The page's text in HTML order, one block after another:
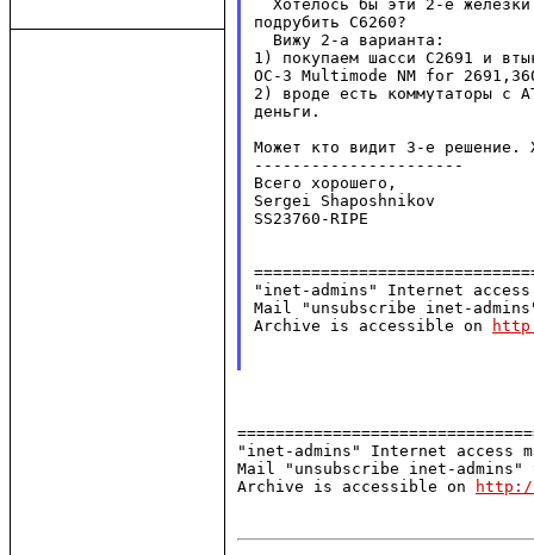
Хотелось бы эти 2-е
подрубить C6260?
  Вижу 2-а варианта:
1) покупаем шасси C2691 и
OC-3 Multimode NM for
2) вроде есть коммутаторы с
деньги.
Может кто видит 3-е решение.
----------------------
Всего хорошего,
Sergei Shaposhnikov
SS23760-RIPE
"inet-admins" Internet
Mail "unsubscribe inet-
Archive is accessible on
"inet-admins" Internet access
Mail "unsubscribe inet-admins"
Archive is accessible on